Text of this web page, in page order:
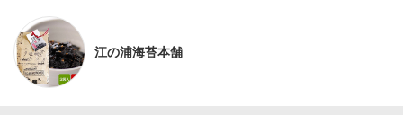
江の浦海苔本舗